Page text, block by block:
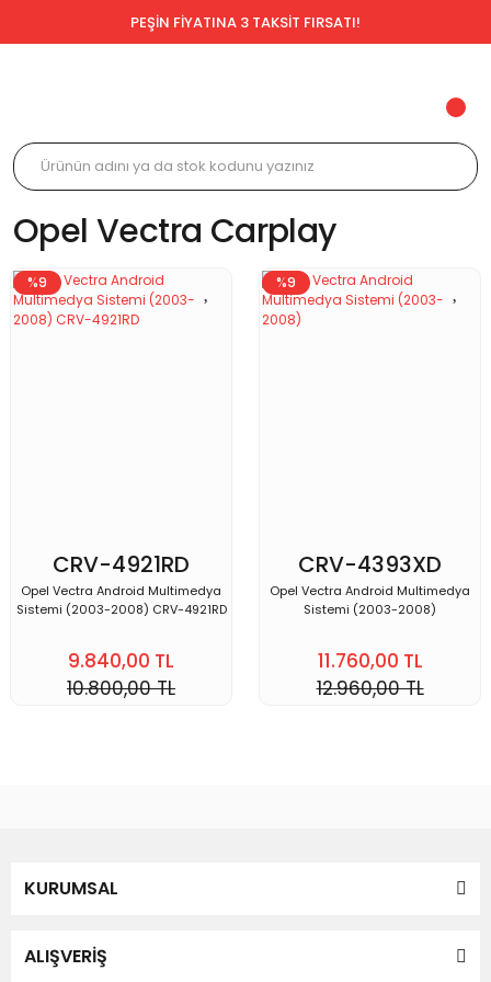
PEŞİN FİYATINA 3 TAKSİT FIRSATI!
Opel Vectra Carplay
%9
CRV-4921RD
VECTRA
Opel Vectra Android Multimedya
Sistemi (2003-2008) CRV-4921RD
9.840,00 TL
10.800,00 TL
%9
CRV-4393XD
VECTRA
Opel Vectra Android Multimedya
Sistemi (2003-2008)
11.760,00 TL
12.960,00 TL
KURUMSAL
ALIŞVERİŞ